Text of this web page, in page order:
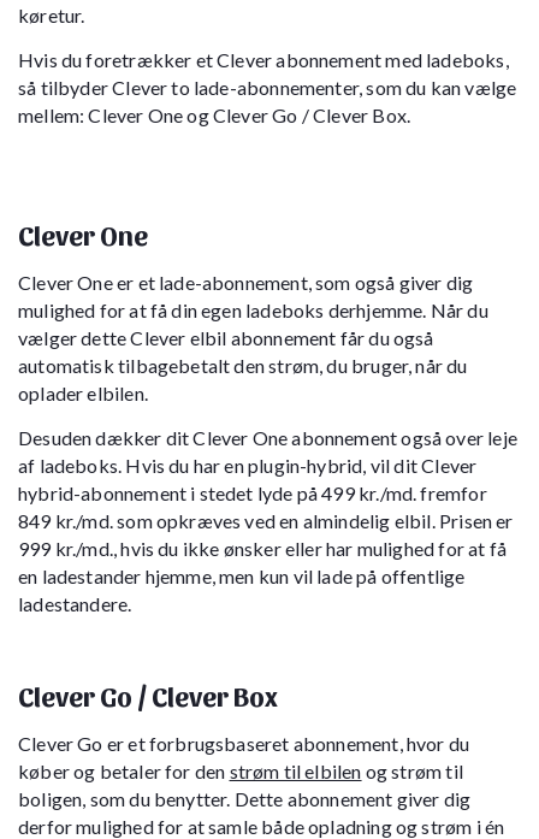
køretur.
Hvis du foretrækker et Clever abonnement med ladeboks,
så tilbyder Clever to lade-abonnementer, som du kan vælge
mellem: Clever One og Clever Go / Clever Box.
Clever One
Clever One er et lade-abonnement, som også giver dig
mulighed for at få din egen ladeboks derhjemme. Når du
vælger dette Clever elbil abonnement får du også
automatisk tilbagebetalt den strøm, du bruger, når du
oplader elbilen.
Desuden dækker dit Clever One abonnement også over leje
af ladeboks. Hvis du har en plugin-hybrid, vil dit Clever
hybrid-abonnement i stedet lyde på 499 kr./md. fremfor
849 kr./md. som opkræves ved en almindelig elbil. Prisen er
999 kr./md., hvis du ikke ønsker eller har mulighed for at få
en ladestander hjemme, men kun vil lade på offentlige
ladestandere.
Clever Go / Clever Box
Clever Go er et forbrugsbaseret abonnement, hvor du
køber og betaler for den strøm til elbilen og strøm til
boligen, som du benytter. Dette abonnement giver dig
derfor mulighed for at samle både opladning og strøm i én